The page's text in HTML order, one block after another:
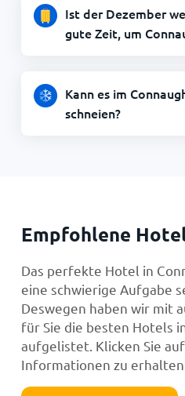
Ist der Dezember
gute Zeit, um
Kann es im
schneien?
Empfohlene
Das perfekte Hotel in
eine schwierige Aufgabe
Deswegen haben wir mit
für Sie die besten Hotels
aufgelistet. Klicken Sie
Informationen zu erhalten.